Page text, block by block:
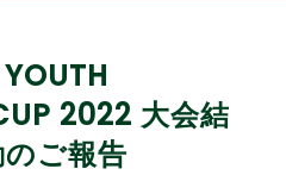
2022 大会結
ご報告